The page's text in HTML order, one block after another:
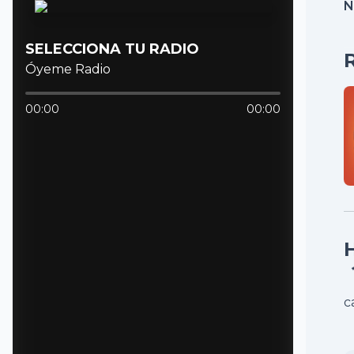
SELECCIONA TU RADIO
Óyeme Radio
00:00 00:00